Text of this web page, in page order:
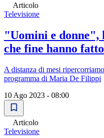
Articolo
Televisione
"Uomini e donne",
che fine hanno
A distanza di mesi
programma di Maria De Filippi
10 Ago 2023 - 08:00
Articolo
Televisione